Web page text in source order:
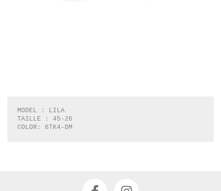
MODEL : LILA
TAILLE : 45-26
COLOR: 6TK4-DM
F
I